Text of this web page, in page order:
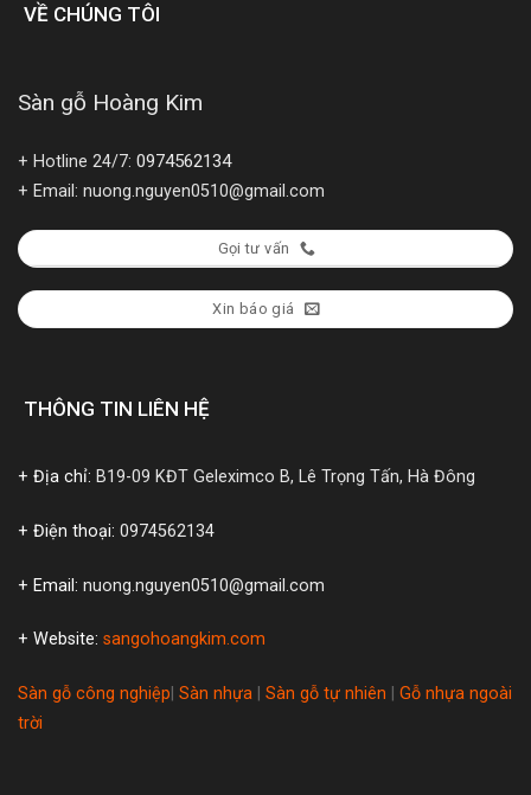
VỀ CHÚNG TÔI
Sàn gỗ Hoàng Kim
+ Hotline 24/7: 0974562134
+ Email: nuong.nguyen0510@gmail.com
Gọi tư vấn
Xin báo giá
THÔNG TIN LIÊN HỆ
+ Địa chỉ: B19-09 KĐT Geleximco B, Lê Trọng Tấn, Hà Đông
+ Điện thoại: 0974562134
+ Email: nuong.nguyen0510@gmail.com
+ Website: sangohoangkim.com
Sàn gỗ công nghiệp Sàn nhựa Sàn gỗ tự nhiên
Gỗ nhựa ngoài
trời